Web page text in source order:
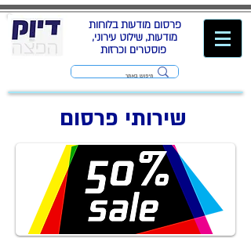
פרסום מודעות בלוחות
מודעות, שילוט עירוני,
שירותי פרסום